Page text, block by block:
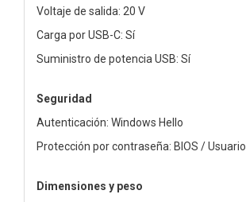
Voltaje de salida: 20 V
Carga por USB-C: Sí
Suministro de potencia USB: Sí
Seguridad
Autenticación: Windows Hello
Protección por contraseña: BIOS / Usuario
Dimensiones y peso